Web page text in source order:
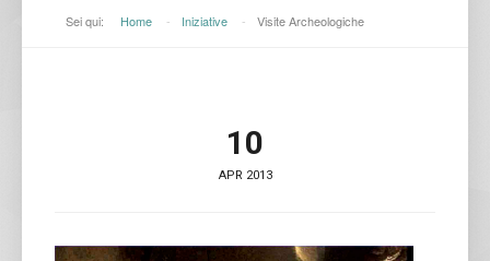
Sei qui: Home - Iniziative - Visite Archeologiche
10
APR 2013